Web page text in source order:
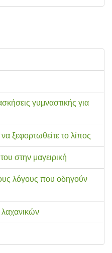
γυμναστικής για
ξεφορτωθείτε το λίπος
στην μαγειρική
λόγους που οδηγούν